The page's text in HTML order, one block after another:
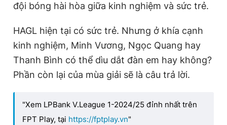
đội bóng hài hòa giữa kinh nghiệm và sức trẻ.
HAGL hiện tại có sức trẻ. Nhưng ở khía cạnh
kinh nghiệm, Minh Vương, Ngọc Quang hay
Thanh Bình có thể dìu dắt đàn em hay không?
Phần còn lại của mùa giải sẽ là câu trả lời.
"Xem LPBank V.League 1-2024/25 đỉnh nhất trên
FPT Play, tại https://fptplay.vn"